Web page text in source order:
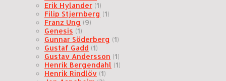
Erik Hylander (1)
Filip Stjernberg (1)
Franz Ung (9)
Genesis (1)
Gunnar Söderberg (1)
Gustaf Gadd (1)
Gustav Andersson (1)
Henrik Bergendahl (1)
Henrik Rindlöv (1)